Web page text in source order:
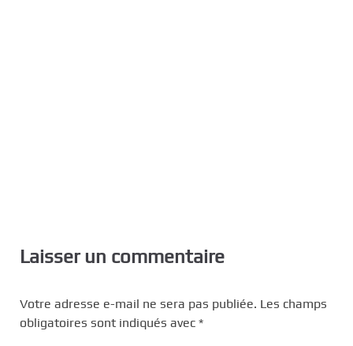
Laisser un commentaire
Votre adresse e-mail ne sera pas publiée. Les champs
obligatoires sont indiqués avec *